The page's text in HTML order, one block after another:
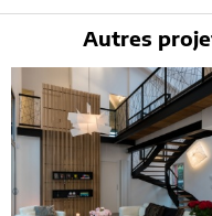
Autres